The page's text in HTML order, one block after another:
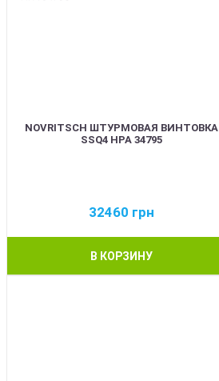
NOVRITSCH ШТУРМОВАЯ ВИНТОВКА
SSQ4 HPA 34795
32460 грн
В КОРЗИНУ